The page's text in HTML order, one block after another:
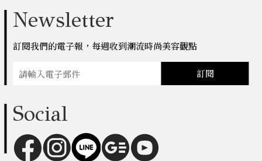
Newsletter
訂閱我們的電子報，每週收到潮流時尚美容觀點
訂閱
Social